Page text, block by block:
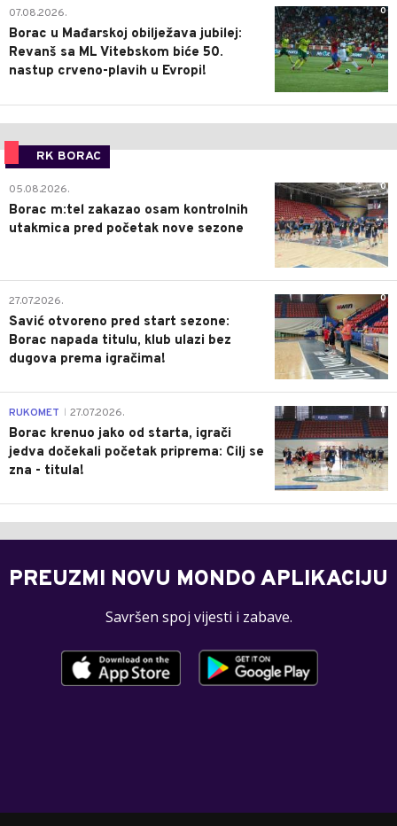
0
07.08.2026.
Borac u Mađarskoj obilježava jubilej:
Revanš sa ML Vitebskom biće 50.
nastup crveno-plavih u Evropi!
RK BORAC
0
05.08.2026.
Borac m:tel zakazao osam kontrolnih
utakmica pred početak nove sezone
0
27.07.2026.
Savić otvoreno pred start sezone:
Borac napada titulu, klub ulazi bez
dugova prema igračima!
0
RUKOMET 27.07.2026.
Borac krenuo jako od starta, igrači
jedva dočekali početak priprema: Cilj se
zna - titula!
PREUZMI NOVU MONDO APLIKACIJU
Savršen spoj vijesti i zabave.